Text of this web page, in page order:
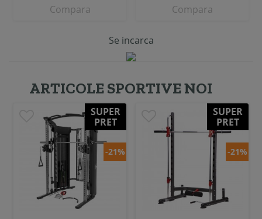
Compara Compara
Se incarca
ARTICOLE SPORTIVE NOI
SUPER
PRET
-21%
SUPER
PRET
-21%